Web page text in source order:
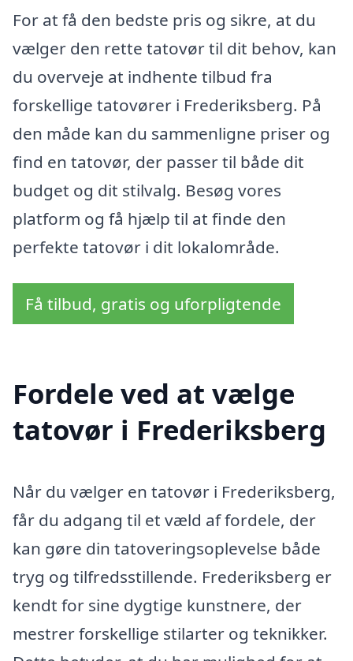
For at få den bedste pris og sikre, at du
vælger den rette tatovør til dit behov, kan
du overveje at indhente tilbud fra
forskellige tatovører i Frederiksberg. På
den måde kan du sammenligne priser og
find en tatovør, der passer til både dit
budget og dit stilvalg. Besøg vores
platform og få hjælp til at finde den
perfekte tatovør i dit lokalområde.
Få tilbud, gratis og uforpligtende
Fordele ved at vælge
tatovør i Frederiksberg
Når du vælger en tatovør i Frederiksberg,
får du adgang til et væld af fordele, der
kan gøre din tatoveringsoplevelse både
tryg og tilfredsstillende. Frederiksberg er
kendt for sine dygtige kunstnere, der
mestrer forskellige stilarter og teknikker.